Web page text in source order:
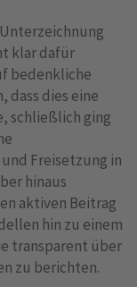
klar dafür
bedenkliche
dass dies eine
schließlich ging
Freisetzung in
hinaus
aktiven Beitrag
hin zu einem
transparent über
zu berichten.